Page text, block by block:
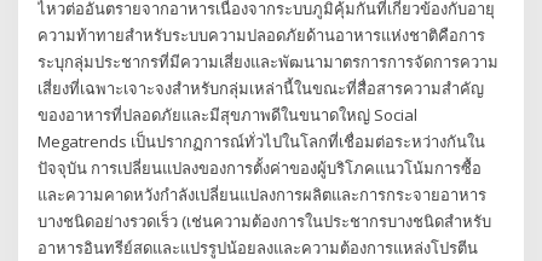
ไหวต่ออันตรายจากอาหารเนื่องจากระบบภูมิคุ้มกันที่เกี่ยวข้องกับอายุ
ความท้าทายสำหรับระบบความปลอดภัยด้านอาหารแห่งชาติคือการ
ระบุกลุ่มประชากรที่มีความเสี่ยงและพัฒนามาตรการการจัดการความ
เสี่ยงที่เฉพาะเจาะจงสำหรับกลุ่มเหล่านี้ในขณะที่สื่อสารความสำคัญ
ของอาหารที่ปลอดภัยและมีสุขภาพดีในขนาดใหญ่ Social
Megatrends เป็นปรากฏการณ์ทั่วไปในโลกที่เชื่อมต่อระหว่างกันใน
ปัจจุบัน การเปลี่ยนแปลงของการตั้งค่าของผู้บริโภคแนวโน้มการซื้อ
และความคาดหวังกำลังเปลี่ยนแปลงการผลิตและการกระจายอาหาร
บางชนิดอย่างรวดเร็ว (เช่นความต้องการในประชากรบางชนิดสำหรับ
อาหารอินทรีย์สดและแปรรูปน้อยลงและความต้องการแหล่งโปรตีน